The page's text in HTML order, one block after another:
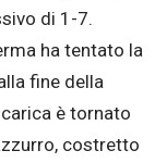
di 1-7.
ha tentato la
fine della
è tornato
costretto